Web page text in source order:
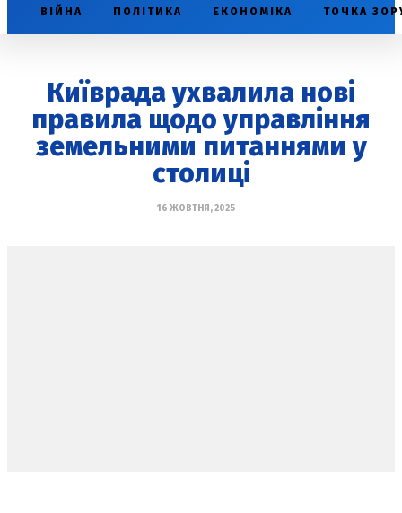
ВІЙНА ПОЛІТИКА ЕКОНОМІКА ТОЧКА
Київрада ухвалила нові
правила щодо управління
земельними питаннями у
столиці
16 ЖОВТНЯ, 2025